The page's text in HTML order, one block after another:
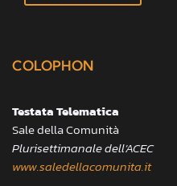
COLOPHON
Testata Telematica
Sale della Comunità
Plurisettimanale dell’ACEC
www.saledellacomunita.it